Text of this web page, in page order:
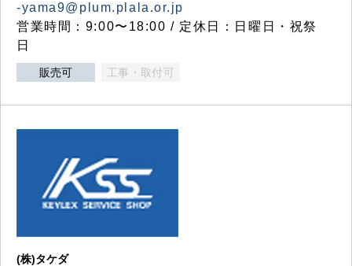
-yama9@plum.plala.or.jp
営業時間：9:00〜18:00 / 定休日：日曜日・祝祭
日
販売可 工事・取付可
(株)タケダ